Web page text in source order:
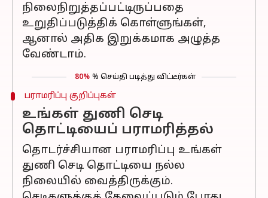
நிலைநிறுத்தப்பட்டிருப்பதை
உறுதிப்படுத்திக் கொள்ளுங்கள்,
ஆனால் அதிக இறுக்கமாக அழுத்த
வேண்டாம்.
80% % செய்தி படித்து விட்டீர்கள்
பராமரிப்பு குறிப்புகள்
உங்கள் துணி செடி
தொட்டியைப் பராமரித்தல்
தொடர்ச்சியான பராமரிப்பு உங்கள்
துணி செடி தொட்டியை நல்ல
நிலையில் வைத்திருக்கும்.